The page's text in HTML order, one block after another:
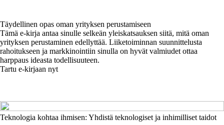
Täydellinen opas oman yrityksen perustamiseen
Tämä e-kirja antaa sinulle selkeän yleiskatsauksen siitä, mitä oman
yrityksen perustaminen edellyttää. Liiketoiminnan suunnittelusta
rahoitukseen ja markkinointiin sinulla on hyvät valmiudet ottaa
harppaus ideasta todellisuuteen.
Tartu e-kirjaan nyt
Teknologia kohtaa ihmisen: Yhdistä teknologiset ja inhimilliset taidot